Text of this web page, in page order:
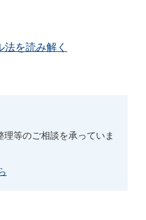
を読み解く
等のご相談を承っていま